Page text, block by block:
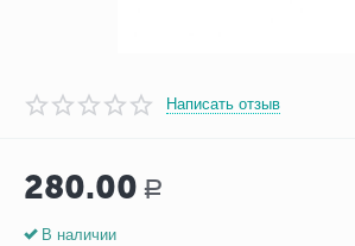
Написать отзыв
280.00 Р
В наличии